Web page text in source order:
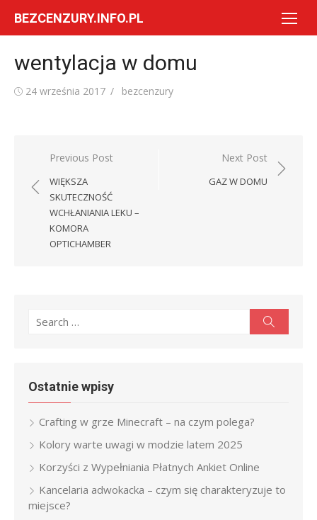
BEZCENZURY.INFO.PL
wentylacja w domu
Posted
24 września 2017 Author
bezcenzury
Nawigacja
wpisu
Previous Post
WIĘKSZA
SKUTECZNOŚĆ
WCHŁANIANIA LEKU –
KOMORA
OPTICHAMBER
Next Post
GAZ W DOMU
Search
Ostatnie wpisy
Crafting w grze Minecraft – na czym polega?
Kolory warte uwagi w modzie latem 2025
Korzyści z Wypełniania Płatnych Ankiet Online
Kancelaria adwokacka – czym się charakteryzuje to
miejsce?